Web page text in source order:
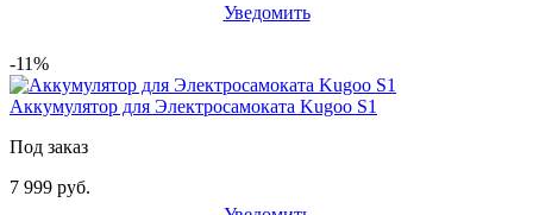
Уведомить
-11%
Аккумулятор для Электросамоката Kugoo S1
Под заказ
7 999 руб.